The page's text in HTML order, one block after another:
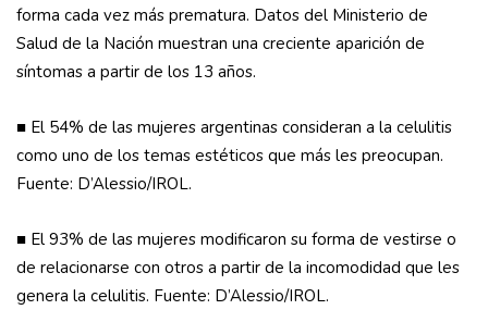
forma cada vez más prematura. Datos del Ministerio de
Salud de la Nación muestran una creciente aparición de
síntomas a partir de los 13 años.
■ El 54% de las mujeres argentinas consideran a la celulitis
como uno de los temas estéticos que más les preocupan.
Fuente: D’Alessio/IROL.
■ El 93% de las mujeres modificaron su forma de vestirse o
de relacionarse con otros a partir de la incomodidad que les
genera la celulitis. Fuente: D’Alessio/IROL.